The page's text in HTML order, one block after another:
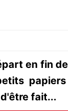
en fin
fait...